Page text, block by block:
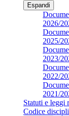
Espandi
2026/
2025/
2023/
2022/
2021/
Statuti e leggi
Codice